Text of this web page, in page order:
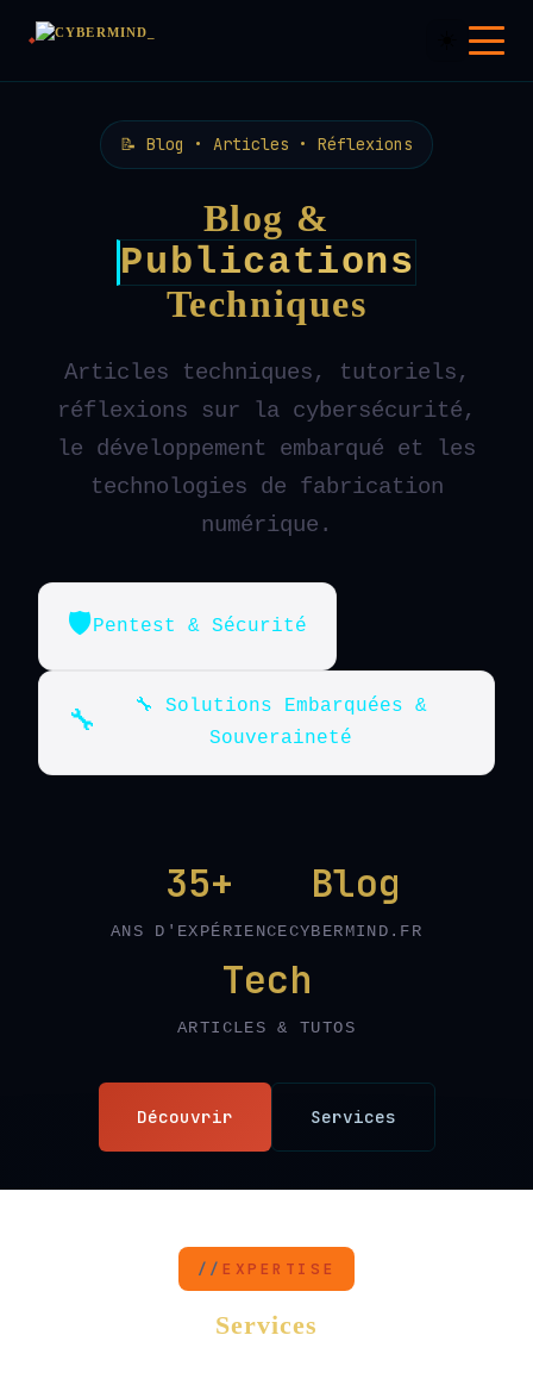
📝 Blog • Articles • Réflexions
Blog &
Publications
Techniques
Articles techniques, tutoriels,
réflexions sur la cybersécurité,
le développement embarqué et les
technologies de fabrication
numérique.
🛡️Pentest & Sécurité
🔧
🔧 Solutions Embarquées &
Souveraineté
35+
ANS D'EXPÉRIENCE
Blog
CYBERMIND.FR
Tech
ARTICLES & TUTOS
Découvrir Services
EXPERTISE
Services